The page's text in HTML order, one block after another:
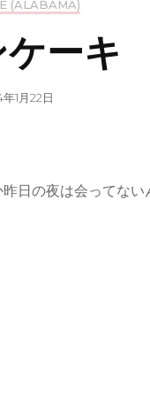
(ALABAMA)
ーキ
1月22日
日の夜は会ってない